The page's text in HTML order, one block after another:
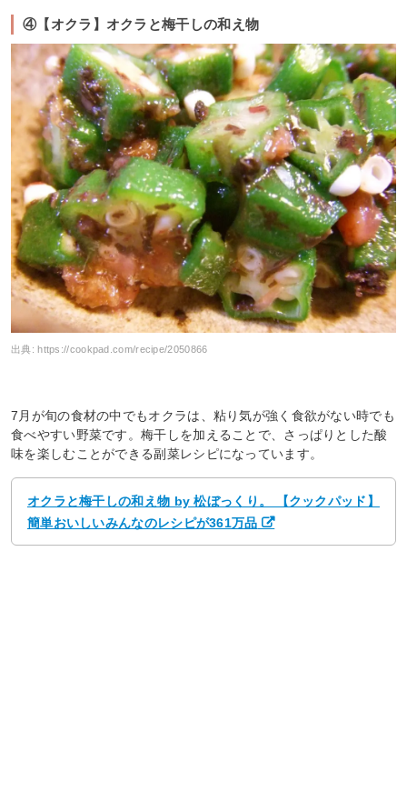
④【オクラ】オクラと梅干しの和え物
出典:https://cookpad.com/recipe/2050866
7月が旬の食材の中でもオクラは、粘り気が強く食欲がない時でも
食べやすい野菜です。梅干しを加えることで、さっぱりとした酸
味を楽しむことができる副菜レシピになっています。
オクラと梅干しの和え物 by 松ぼっくり。 【クックパッド】
簡単おいしいみんなのレシピが361万品